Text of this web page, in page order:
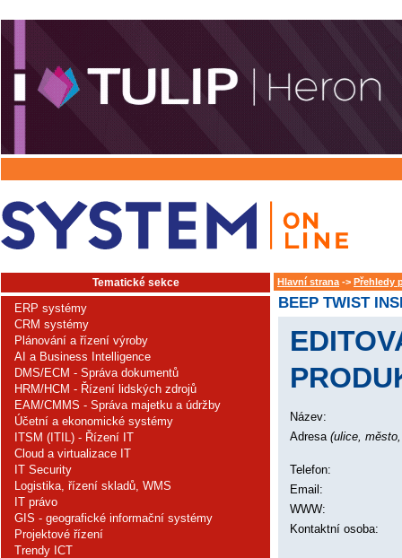
Tematické sekce
ERP systémy
CRM systémy
Plánování a řízení výroby
AI a Business Intelligence
DMS/ECM - Správa dokumentů
HRM/HCM - Řízení lidských zdrojů
EAM/CMMS - Správa majetku a údržby
Účetní a ekonomické systémy
ITSM (ITIL) - Řízení IT
Cloud a virtualizace IT
IT Security
Logistika, řízení skladů, WMS
IT právo
GIS - geografické informační systémy
Projektové řízení
Trendy ICT
Hlavní strana -> Přehledy
BEEP TWIST
Název:
Adresa (ulice,
Telefon:
Email:
WWW:
Kontaktní osoba: